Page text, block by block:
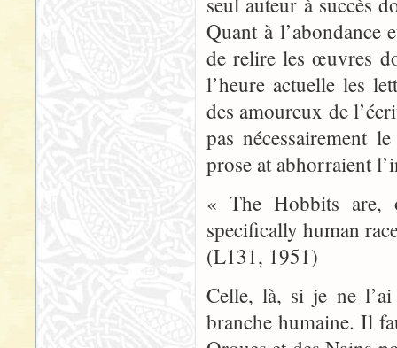
Quant à l’abondance
de relire les œuvres
l’heure actuelle les
des amoureux de
pas nécessairement
prose at abhorraient
« The Hobbits are,
specifically human
(L131, 1951)
Celle, là, si je ne
branche humaine. Il